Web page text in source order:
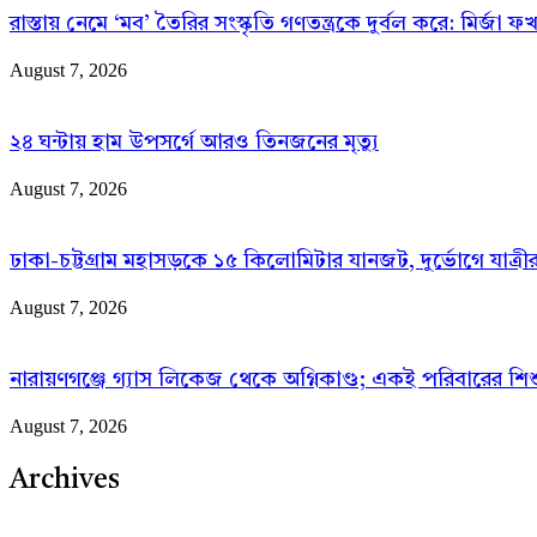
রাস্তায় নেমে ‘মব’ তৈরির সংস্কৃতি গণতন্ত্রকে দুর্বল করে: মির্জা
August 7, 2026
২৪ ঘন্টায় হাম উপসর্গে আরও তিনজনের মৃত্যু
August 7, 2026
ঢাকা-চট্টগ্রাম মহাসড়কে ১৫ কিলোমিটার যানজট, দুর্ভোগে
August 7, 2026
নারায়ণগঞ্জে গ্যাস লিকেজ থেকে অগ্নিকাণ্ড; একই পরিবারের
August 7, 2026
Archives